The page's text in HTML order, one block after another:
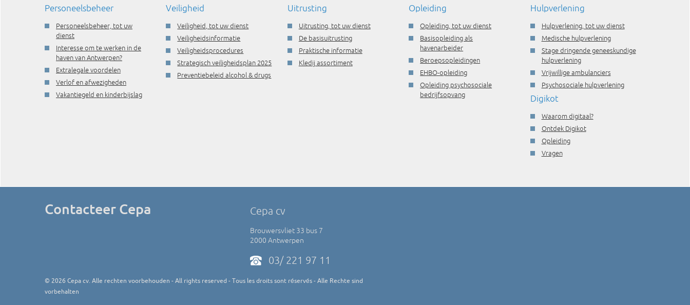
Personeelsbeheer
Personeelsbeheer, tot uw
dienst
Interesse om te werken in de
haven van Antwerpen?
Extralegale voordelen
Verlof en afwezigheden
Vakantiegeld en kinderbijslag
Veiligheid
Veiligheid, tot uw dienst
Veiligheidsinformatie
Veiligheidsprocedures
Strategisch veiligheidsplan 2025
Preventiebeleid alcohol & drugs
Uitrusting
Uitrusting, tot uw dienst
De basisuitrusting
Praktische informatie
Kledij assortiment
Opleiding
Opleiding, tot uw dienst
Basisopleiding als
havenarbeider
Beroepsopleidingen
EHBO-opleiding
Opleiding psychosociale
bedrijfsopvang
Hulpverlening
Hulpverlening, tot uw dienst
Medische hulpverlening
Stage dringende geneeskundige
hulpverlening
Vrijwillige ambulanciers
Psychosociale hulpverlening
Digikot
Waarom digitaal?
Ontdek Digikot
Opleiding
Vragen
Contacteer Cepa Cepa cv
Brouwersvliet 33 bus 7
2000 Antwerpen
03/ 221 97 11
© 2026 Cepa cv. Alle rechten voorbehouden - All rights reserved - Tous les droits sont réservés - Alle Rechte sind
vorbehalten